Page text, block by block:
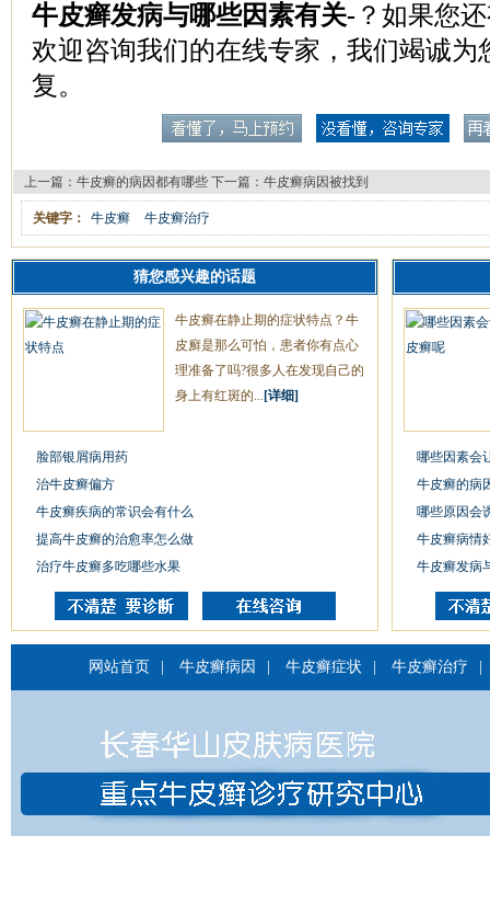
牛皮癣发病与哪些因素有关- ？如果您
欢迎咨询我们的在线专家，我们竭诚为
复。
上一篇： 牛皮癣的病因都有哪些 下一篇： 牛皮癣病因被找到
关键字： 牛皮癣 牛皮癣治疗
猜您感兴趣的话题
牛皮癣在静止期的症状特点？牛
皮廯是那么可怕，患者你有点心
理准备了吗?很多人在发现自己的
身上有红斑的... [详细]
脸部银屑病用药
治牛皮癣偏方
牛皮癣疾病的常识会有什么
提高牛皮癣的治愈率怎么做
治疗牛皮癣多吃哪些水果
哪些因素会
牛皮癣的病
哪些原因会
牛皮癣病情
牛皮癣发病
网站首页 牛皮癣病因 牛皮癣症状 牛皮癣治疗